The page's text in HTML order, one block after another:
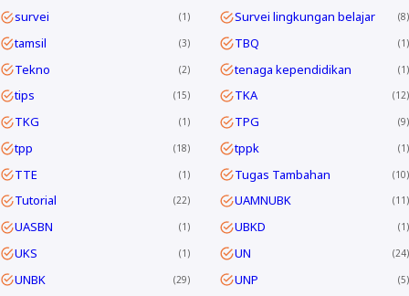
survei 1 Survei lingkungan belajar 8
tamsil 3 TBQ 1
Tekno 2 tenaga kependidikan 1
tips 15 TKA 12
TKG 1 TPG 9
tpp 18 tppk 1
TTE 1 Tugas Tambahan 10
Tutorial 22 UAMNUBK 11
UASBN 1 UBKD 1
UKS 1 UN 24
UNBK 29 UNP 5